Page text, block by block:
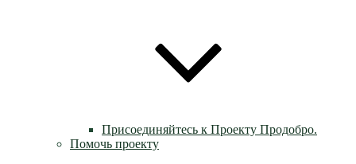
Присоединяйтесь к Проекту Продобро.
Помочь проекту